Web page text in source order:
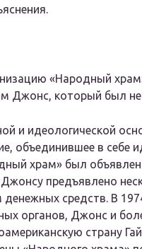
«Народный
Джонс, который был
и идеологической
объединившее в себе
храм» был
предъявлено
средств. В
органов, Джонс и
страну